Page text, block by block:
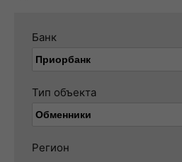
Банк
Тип объекта
Регион